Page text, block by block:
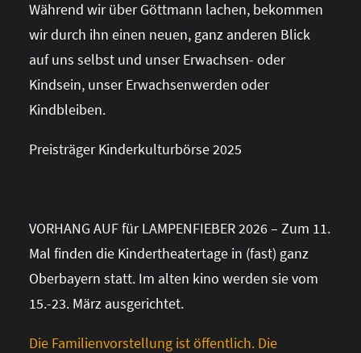
Während wir über Göttmann lachen, bekommen
wir durch ihn einen neuen, ganz anderen Blick
auf uns selbst und unser Erwachsen- oder
Kindsein, unser Erwachsenwerden oder
Kindbleiben.
Preisträger Kinderkulturbörse 2025
VORHANG AUF für LAMPENFIEBER 2026 – Zum 11.
Mal finden die Kindertheatertage in (fast) ganz
Oberbayern statt. Im alten kino werden sie vom
15.-23. März ausgerichtet.
Die Familienvorstellung ist öffentlich. Die